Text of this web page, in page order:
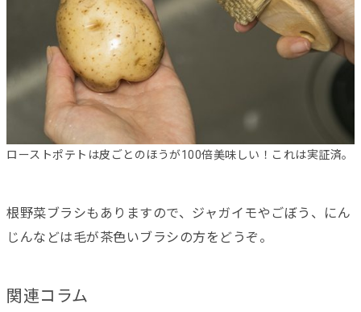
ローストポテトは皮ごとのほうが100倍美味しい！これは実証済。
根野菜ブラシもありますので、ジャガイモやごぼう、にん
じんなどは毛が茶色いブラシの方をどうぞ。
関連コラム